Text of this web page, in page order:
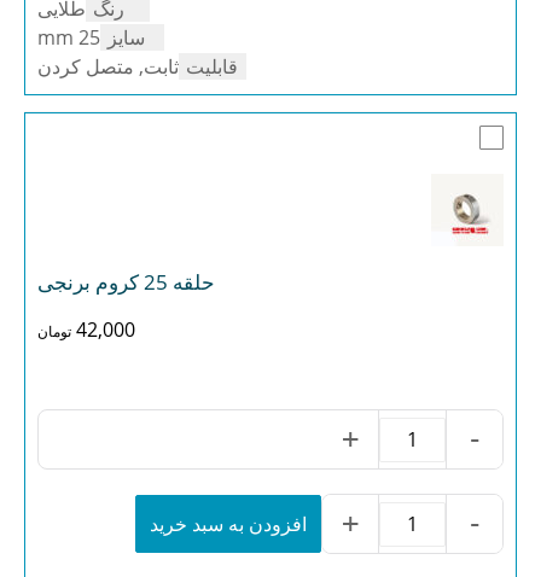
رنگ طلایی
سایز 25 mm
قابلیت ثابت, متصل کردن
حلقه 25 کروم برنجی
42,000 تومان
حلقه
25
کروم
-
+
حلقه
25
-
+ افزودن به سبد خرید